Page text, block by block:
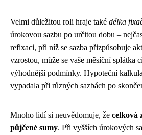
Velmi důležitou roli hraje také délka
úrokovou sazbu po určitou dobu –
refixaci, při níž se sazba přizpůsobuje
vzrostou, může se vaše měsíční splátka
výhodnější podmínky. Hypoteční
vypadala při různých sazbách po
Mnoho lidí si neuvědomuje, že celková
půjčené sumy. Při vyšších úrokových